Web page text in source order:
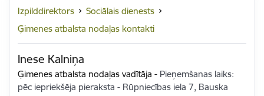
Izpilddirektors
Sociālais dienests
Ģimenes atbalsta nodaļas kontakti
Inese Kalniņa
Ģimenes atbalsta nodaļas vadītāja - Pieņemšanas laiks:
pēc iepriekšēja pieraksta - Rūpniecības iela 7, Bauska